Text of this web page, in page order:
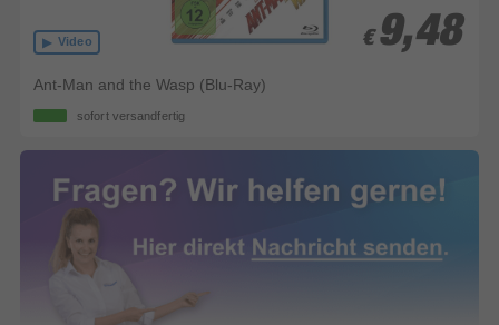
Video € 9,48
€ 9,48
Ant-Man and the Wasp (Blu-Ray)
sofort versandfertig